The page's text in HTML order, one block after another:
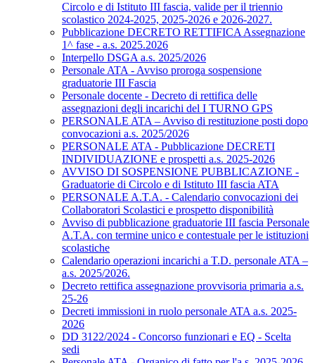
Circolo e di Istituto III fascia, valide per il triennio
scolastico 2024-2025, 2025-2026 e 2026-2027.
Pubblicazione DECRETO RETTIFICA Assegnazione
1^ fase - a.s. 2025.2026
Interpello DSGA a.s. 2025/2026
Personale ATA - Avviso proroga sospensione
graduatorie III Fascia
Personale docente - Decreto di rettifica delle
assegnazioni degli incarichi del I TURNO GPS
PERSONALE ATA – Avviso di restituzione posti dopo
convocazioni a.s. 2025/2026
PERSONALE ATA - Pubblicazione DECRETI
INDIVIDUAZIONE e prospetti a.s. 2025-2026
AVVISO DI SOSPENSIONE PUBBLICAZIONE -
Graduatorie di Circolo e di Istituto III fascia ATA
PERSONALE A.T.A. - Calendario convocazioni dei
Collaboratori Scolastici e prospetto disponibilità
Avviso di pubblicazione graduatorie III fascia Personale
A.T.A. con termine unico e contestuale per le istituzioni
scolastiche
Calendario operazioni incarichi a T.D. personale ATA –
a.s. 2025/2026.
Decreto rettifica assegnazione provvisoria primaria a.s.
25-26
Decreti immissioni in ruolo personale ATA a.s. 2025-
2026
DD 3122/2024 - Concorso funzionari e EQ - Scelta
sedi